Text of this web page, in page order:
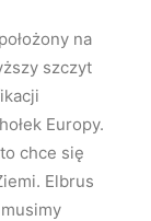
na
szczyt
Europy.
chce się
Elbrus